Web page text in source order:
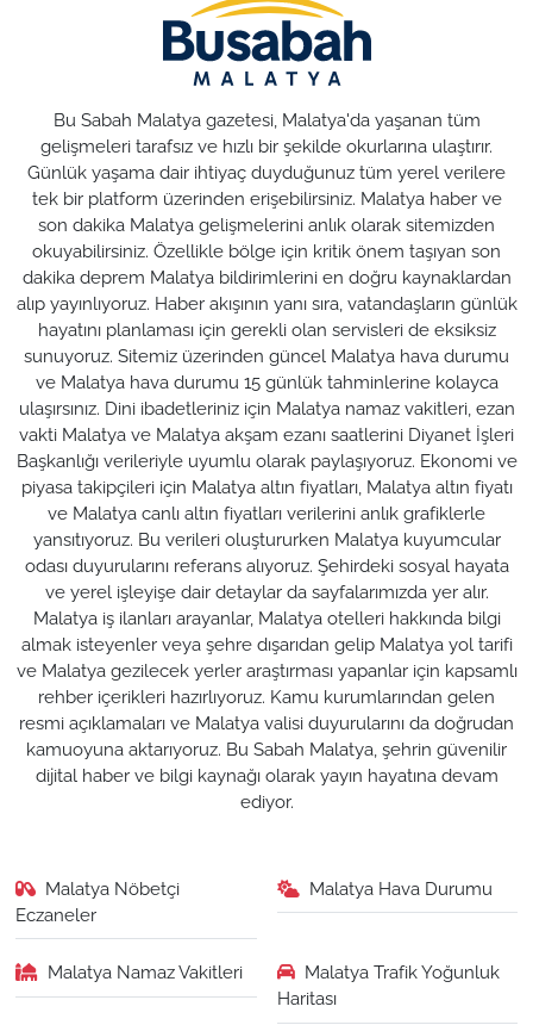
Bu Sabah Malatya gazetesi, Malatya'da yaşanan tüm
gelişmeleri tarafsız ve hızlı bir şekilde okurlarına ulaştırır.
Günlük yaşama dair ihtiyaç duyduğunuz tüm yerel verilere
tek bir platform üzerinden erişebilirsiniz. Malatya haber ve
son dakika Malatya gelişmelerini anlık olarak sitemizden
okuyabilirsiniz. Özellikle bölge için kritik önem taşıyan son
dakika deprem Malatya bildirimlerini en doğru kaynaklardan
alıp yayınlıyoruz. Haber akışının yanı sıra, vatandaşların günlük
hayatını planlaması için gerekli olan servisleri de eksiksiz
sunuyoruz. Sitemiz üzerinden güncel Malatya hava durumu
ve Malatya hava durumu 15 günlük tahminlerine kolayca
ulaşırsınız. Dini ibadetleriniz için Malatya namaz vakitleri, ezan
vakti Malatya ve Malatya akşam ezanı saatlerini Diyanet İşleri
Başkanlığı verileriyle uyumlu olarak paylaşıyoruz. Ekonomi ve
piyasa takipçileri için Malatya altın fiyatları, Malatya altın fiyatı
ve Malatya canlı altın fiyatları verilerini anlık grafiklerle
yansıtıyoruz. Bu verileri oluştururken Malatya kuyumcular
odası duyurularını referans alıyoruz. Şehirdeki sosyal hayata
ve yerel işleyişe dair detaylar da sayfalarımızda yer alır.
Malatya iş ilanları arayanlar, Malatya otelleri hakkında bilgi
almak isteyenler veya şehre dışarıdan gelip Malatya yol tarifi
ve Malatya gezilecek yerler araştırması yapanlar için kapsamlı
rehber içerikleri hazırlıyoruz. Kamu kurumlarından gelen
resmi açıklamaları ve Malatya valisi duyurularını da doğrudan
kamuoyuna aktarıyoruz. Bu Sabah Malatya, şehrin güvenilir
dijital haber ve bilgi kaynağı olarak yayın hayatına devam
ediyor.
Malatya Nöbetçi
Eczaneler
Malatya Hava Durumu
Malatya Namaz Vakitleri
Malatya Trafik Yoğunluk
Haritası